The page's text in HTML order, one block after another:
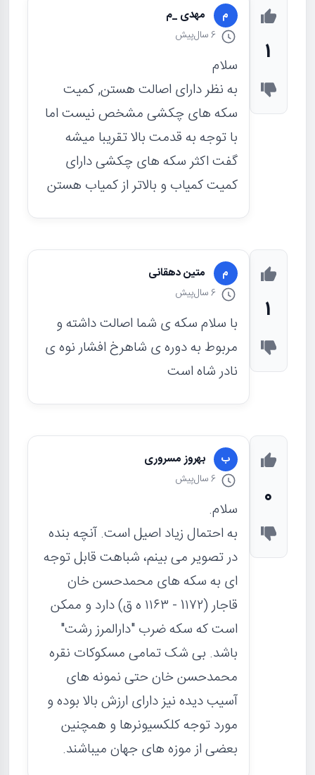
1
م مهدی _م
6 سال پیش
سلام
به نظر دارای اصالت هستن, کمیت
سکه های چکشی مشخص نیست اما
با توجه به قدمت بالا تقریبا میشه
گفت اکثر سکه های چکشی دارای
کمیت کمیاب و بالاتر از کمیاب هستن
1
م متين دهقانى
6 سال پیش
با سلام سکه ی شما اصالت داشته و
مربوط به دوره ی شاهرخ افشار نوه ی
نادر شاه است
0
ب بهروز مسروری
6 سال پیش
سلام.
به احتمال زیاد اصیل است. آنچه بنده
در تصویر می بینم، شباهت قابل توجه
ای به سکه های محمدحسن خان
قاجار (1۱۷۲ - ۱۱۶۳ ه ق) دارد و ممکن
است که سکه ضرب "دارالمرز رشت"
باشد. بی شک تمامی مسکوکات نقره
محمدحسن خان حتی نمونه های
آسیب دیده نیز دارای ارزش بالا بوده و
مورد توجه کلکسیونرها و همچنین
بعضی از موزه های جهان میباشند.